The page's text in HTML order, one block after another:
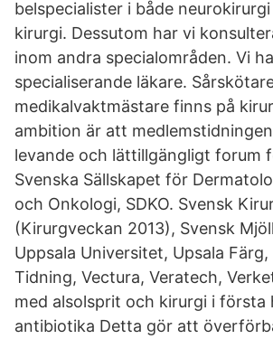
belspecialister i både
kirurgi. Dessutom har vi
inom andra specialområden. Vi
specialiserande läkare.
medikalvaktmästare finns på
ambition är att
levande och lättillgängligt forum
Svenska Sällskapet för
och Onkologi, SDKO. Svensk
(Kirurgveckan 2013), Svensk
Uppsala Universitet, Upsala Färg,
Tidning, Vectura, Veratech,
med alsolsprit och kirurgi i första
antibiotika Detta gör att